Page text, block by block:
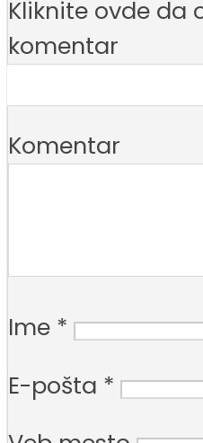
Kliknite ovde da
komentar
Komentar
Ime *
E-pošta *